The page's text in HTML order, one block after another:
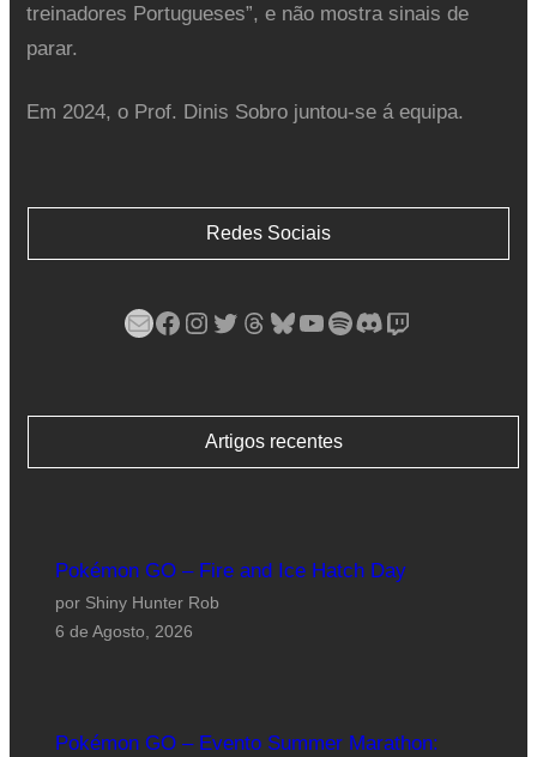
treinadores Portugueses”, e não mostra sinais de
parar.
Em 2024, o Prof. Dinis Sobro juntou-se á equipa.
Redes Sociais
Mail Facebook Instagram Twitter Threads Bluesky YouTube Spotify Discord Twitch
Artigos recentes
Pokémon GO – Fire and Ice Hatch Day
por Shiny Hunter Rob
6 de Agosto, 2026
Pokémon GO – Evento Summer Marathon: